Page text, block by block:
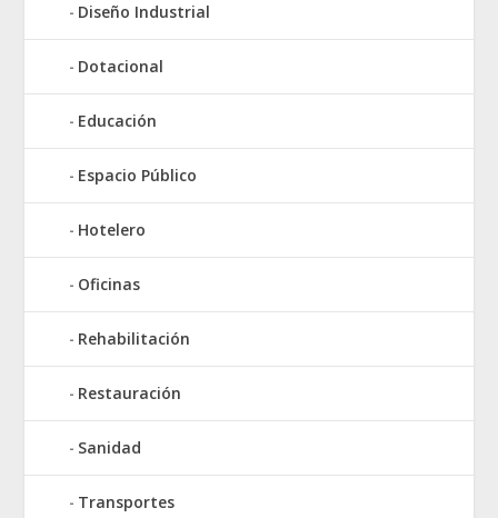
Diseño Industrial
Dotacional
Educación
Espacio Público
Hotelero
Oficinas
Rehabilitación
Restauración
Sanidad
Transportes